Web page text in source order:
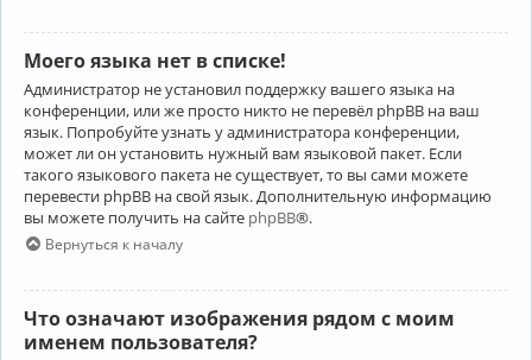
Моего языка нет в списке!
Администратор не установил поддержку вашего языка на
конференции, или же просто никто не перевёл phpBB на ваш
язык. Попробуйте узнать у администратора конференции,
может ли он установить нужный вам языковой пакет. Если
такого языкового пакета не существует, то вы сами можете
перевести phpBB на свой язык. Дополнительную информацию
вы можете получить на сайте phpBB®.
Вернуться к началу
Что означают изображения рядом с моим
именем пользователя?